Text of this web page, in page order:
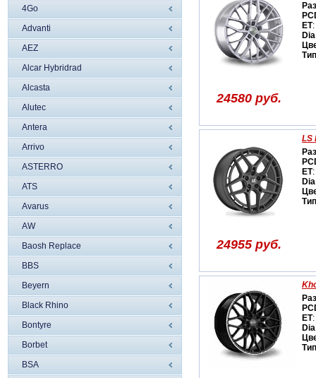
4Go
Advanti
AEZ
Alcar Hybridrad
Alcasta
Alutec
Antera
Arrivo
ASTERRO
ATS
Avarus
AW
Baosh Replace
BBS
Beyern
Black Rhino
Bontyre
Borbet
BSA
ET
Dia
Тип
24580 руб.
LS
ET
Dia
Тип
24955 руб.
ET
Dia
Тип